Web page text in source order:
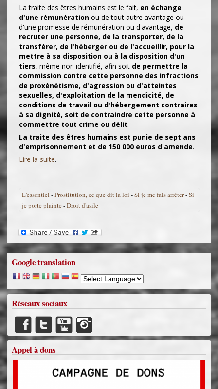
La traite des êtres humains est le fait, en échange
d'une rémunération ou de tout autre avantage ou
d'une promesse de rémunération ou d'avantage, de
recruter une personne, de la transporter, de la
transférer, de l'héberger ou de l'accueillir, pour la
mettre à sa disposition ou à la disposition d'un
tiers, même non identifié, afin soit de permettre la
commission contre cette personne des infractions
de proxénétisme, d'agression ou d'atteintes
sexuelles, d'exploitation de la mendicité, de
conditions de travail ou d'hébergement contraires
à sa dignité, soit de contraindre cette personne à
commettre tout crime ou délit.
La traite des êtres humains est punie de sept ans
d'emprisonnement et de 150 000 euros d'amende.
Lire la suite.
L'essentiel -Prostitution, ce que dit la loi -Si je me fais arréter-Si
je porte plainte -Droit d'asile
Google translation
Réseaux sociaux
Appel à dons